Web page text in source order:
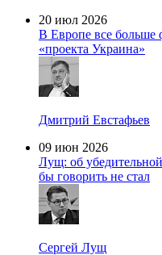
20 июл 2026
В Европе все больше
«проекта Украина»
Дмитрий Евстафьев
09 июн 2026
Лущ: об
бы говорить не стал
Сергей Лущ